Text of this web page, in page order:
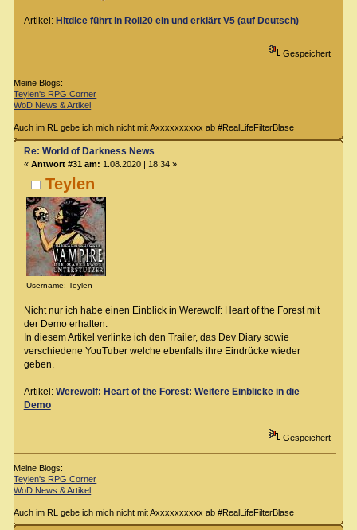
Artikel: Hitdice führt in Roll20 ein und erklärt V5 (auf Deutsch)
Gespeichert
Meine Blogs:
Teylen's RPG Corner
WoD News & Artikel
Auch im RL gebe ich mich nicht mit Axxxxxxxxxx ab #RealLifeFilterBlase
Teylen
Username: Teylen
Re: World of Darkness News
« Antwort #31 am: 1.08.2020 | 18:34 »
Nicht nur ich habe einen Einblick in Werewolf: Heart of the Forest mit
der Demo erhalten.
In diesem Artikel verlinke ich den Trailer, das Dev Diary sowie
verschiedene YouTuber welche ebenfalls ihre Eindrücke wieder
geben.
Artikel: Werewolf: Heart of the Forest: Weitere Einblicke in die
Demo
Gespeichert
Meine Blogs:
Teylen's RPG Corner
WoD News & Artikel
Auch im RL gebe ich mich nicht mit Axxxxxxxxxx ab #RealLifeFilterBlase